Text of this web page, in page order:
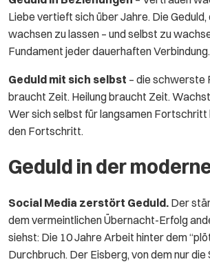
Liebe vertieft sich über Jahre. Die Geduld,
wachsen zu lassen – und selbst zu
Fundament jeder dauerhaften Verbindung.
Geduld mit sich selbst – die schwerste
braucht Zeit. Heilung braucht Zeit.
Wer sich selbst für langsamen
den Fortschritt.
Geduld in der
Social Media zerstört Geduld. Der
dem vermeintlichen Übernacht-Erfolg
siehst: Die 10 Jahre Arbeit hinter dem
Durchbruch. Der Eisberg, von dem nur